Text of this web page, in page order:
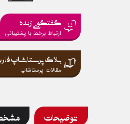
گفتگوی زنده
ارتباط برخط با پشتیبانی
بلاگ پرستاشاپ
مقالات پرستاشاپ
توضیحات